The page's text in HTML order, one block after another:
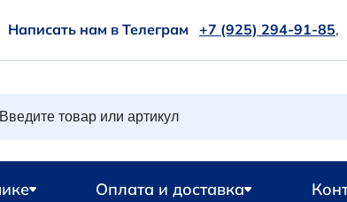
Написать нам в Телеграм +7 (925) 294-91-85,
Оплата и доставка